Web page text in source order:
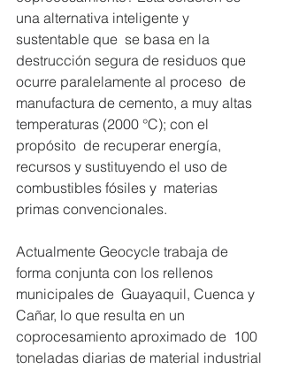
una alternativa inteligente y
sustentable que  se basa en la
destrucción segura de residuos que
ocurre paralelamente al proceso  de
manufactura de cemento, a muy altas
temperaturas (2000 °C); con el
propósito  de recuperar energía,
recursos y sustituyendo el uso de
combustibles fósiles y  materias
primas convencionales.
Actualmente Geocycle trabaja de
forma conjunta con los rellenos
municipales de  Guayaquil, Cuenca y
Cañar, lo que resulta en un
coprocesamiento aproximado de  100
toneladas diarias de material industrial